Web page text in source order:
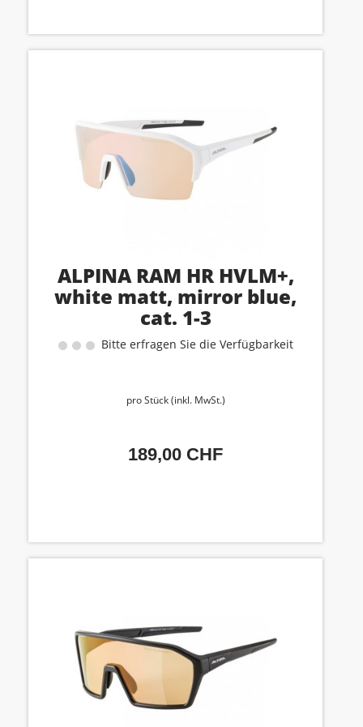
ALPINA RAM HR HVLM+,
white matt, mirror blue,
cat. 1-3
Bitte erfragen Sie die Verfügbarkeit
pro Stück (inkl. MwSt.)
189,00 CHF